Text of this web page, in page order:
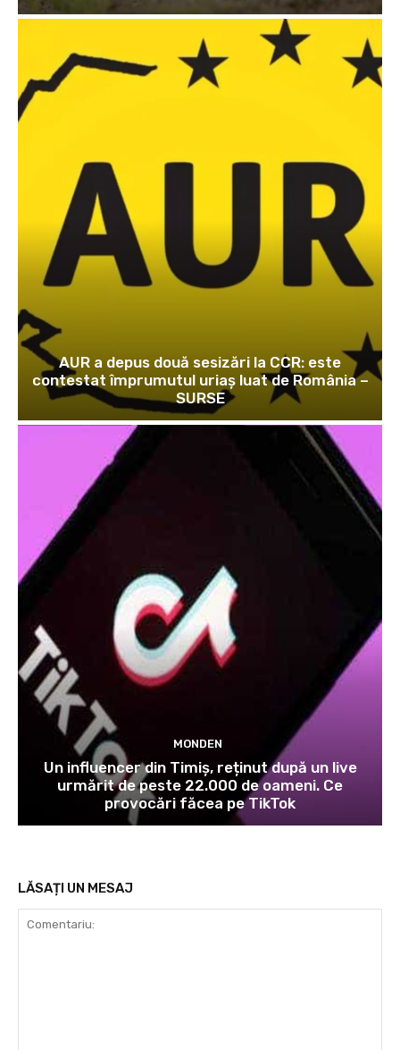
AUR a depus două sesizări la CCR: este
contestat împrumutul uriaș luat de România –
SURSE
MONDEN
Un influencer din Timiș, reținut după un live
urmărit de peste 22.000 de oameni. Ce
provocări făcea pe TikTok
LĂSAȚI UN MESAJ